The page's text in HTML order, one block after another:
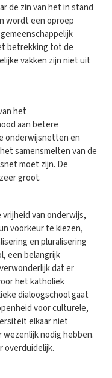
de zin van het in stand
wordt een oproep
betrekking tot de
vakken zijn niet uit
het
aan betere
onderwijsnetten en
samensmelten van de
moet zijn. De
groot.
van onderwijs,
voorkeur te kiezen,
en pluralisering
een belangrijk
dat er
het katholiek
dialoogschool gaat
voor culturele,
elkaar niet
nodig hebben.
overduidelijk.